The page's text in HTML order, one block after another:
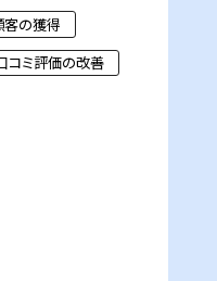
の獲得
コミ評価の改善